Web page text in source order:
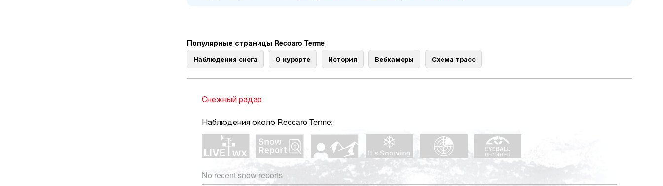
Популярные страницы Recoaro Terme
Наблюдения снега О курорте История Вебкамеры Схема трасс
Снежный радар
Наблюдения около Recoaro Terme:
No recent snow reports